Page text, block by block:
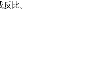
比。